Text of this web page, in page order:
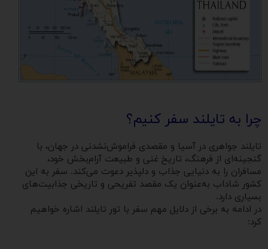
چرا به تایلند سفر کنیم؟
تایلند جواهری در آسیا و مقصدی فراموش‌نشدنی در جهان، با
گنجینه‌ای از فرهنگ، تاریخ غنی و طبیعت آرام‌بخش خود،
مسافران را به دنیایی جذاب و دلپذیر دعوت می‌کند. سفر به این
کشور شاداب به‌عنوان یک مقصد تفریحی و تاریخی جذابیت‌های
بسیاری دارد.
در ادامه به برخی از دلایل مهم سفر با تور تایلند اشاره خواهیم
کرد: